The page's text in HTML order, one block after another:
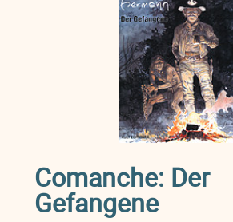
Comanche: Der
Gefangene